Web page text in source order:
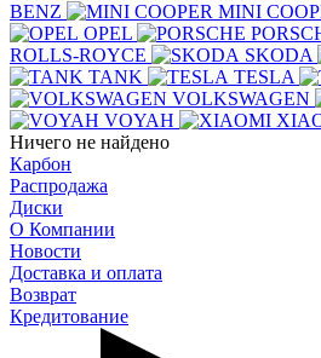
BENZ
MINI
OPEL
ROLLS-ROYCE
SKODA
TANK
TESLA
VOLKSWAGEN
VOYAH
Ничего не найдено
Карбон
Распродажа
Диски
О Компании
Новости
Доставка и оплата
Возврат
Кредитование